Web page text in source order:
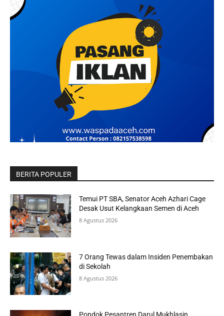
BERITA POPULER
Temui PT SBA, Senator Aceh Azhari Cage
Desak Usut Kelangkaan Semen di Aceh
8 Agustus 2026
7 Orang Tewas dalam Insiden Penembakan
di Sekolah
8 Agustus 2026